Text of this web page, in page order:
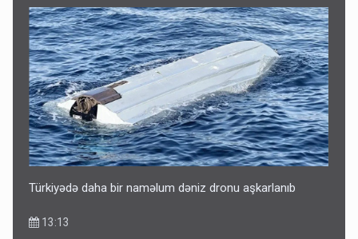
Türkiyədə daha bir naməlum dəniz dronu aşkarlanıb
13:13